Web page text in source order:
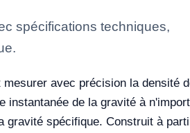
spécifications techniques,
avec précision la densité
instantanée de la gravité à
gravité spécifique. Construit à